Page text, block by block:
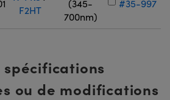
F2HT
(345-
700nm)
#35-997
spécifications
ou de modifications